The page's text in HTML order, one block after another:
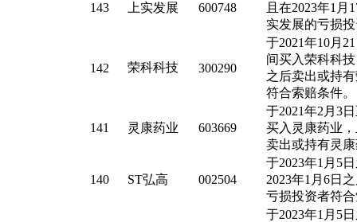
143 上实发展 600748
且在2023年1月
实发展的亏损
142 荣科科技 300290
于2021年10月
间买入荣科科
之后卖出或持
符合索赔条件。
141 灵康药业 603669
于2021年2月3
买入灵康药业
卖出或持有灵
140 ST弘高 002504
于2023年1月5
2023年1月6日
亏损投资者符
于2023年1月5